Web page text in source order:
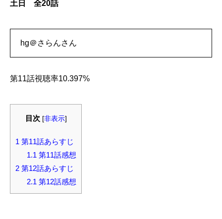
土日 全20話
hg＠さらんさん
第11話視聴率10.397%
目次 [非表示]
1 第11話あらすじ
1.1 第11話感想
2 第12話あらすじ
2.1 第12話感想